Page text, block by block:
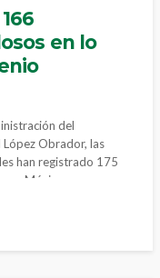
en lo
del
Obrador, las
han registrado 175
en México.